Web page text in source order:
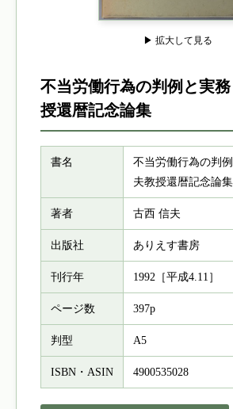
▶ 拡大して見る
不当労働行為の判例と実
授還暦記念論集
書名
不当労働行為の判
夫教授還暦記念論集
著者 古西 信夫
出版社 ありえす書房
刊行年 1992［平成4.11］
ページ数 397p
判型 A5
ISBN・ASIN 4900535028